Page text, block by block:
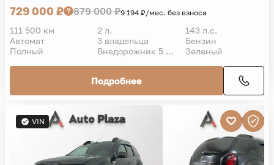
729 000 ₽ 879 000 ₽9 194 ₽/мес. без взноса
111 500 км 2 л.
143 л.с.
Автомат
3 владельца
Бензин
Полный
Внедорожник 5 дв. Зеленый
Подробнее
VIN